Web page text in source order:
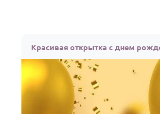
Красивая открытка с днем